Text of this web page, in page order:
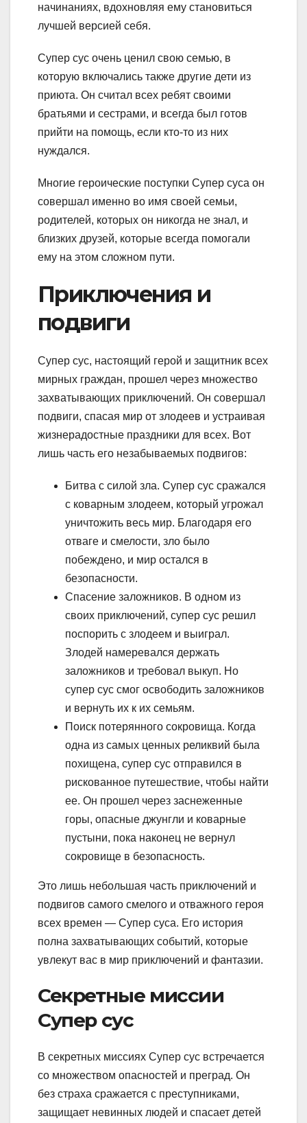
начинаниях, вдохновляя ему становиться
лучшей версией себя.
Супер сус очень ценил свою семью, в
которую включались также другие дети из
приюта. Он считал всех ребят своими
братьями и сестрами, и всегда был готов
прийти на помощь, если кто-то из них
нуждался.
Многие героические поступки Супер суса он
совершал именно во имя своей семьи,
родителей, которых он никогда не знал, и
близких друзей, которые всегда помогали
ему на этом сложном пути.
Приключения и
подвиги
Супер сус, настоящий герой и защитник всех
мирных граждан, прошел через множество
захватывающих приключений. Он совершал
подвиги, спасая мир от злодеев и устраивая
жизнерадостные праздники для всех. Вот
лишь часть его незабываемых подвигов:
Битва с силой зла. Супер сус сражался
с коварным злодеем, который угрожал
уничтожить весь мир. Благодаря его
отваге и смелости, зло было
побеждено, и мир остался в
безопасности.
Спасение заложников. В одном из
своих приключений, супер сус решил
поспорить с злодеем и выиграл.
Злодей намеревался держать
заложников и требовал выкуп. Но
супер сус смог освободить заложников
и вернуть их к их семьям.
Поиск потерянного сокровища. Когда
одна из самых ценных реликвий была
похищена, супер сус отправился в
рискованное путешествие, чтобы найти
ее. Он прошел через заснеженные
горы, опасные джунгли и коварные
пустыни, пока наконец не вернул
сокровище в безопасность.
Это лишь небольшая часть приключений и
подвигов самого смелого и отважного героя
всех времен — Супер суса. Его история
полна захватывающих событий, которые
увлекут вас в мир приключений и фантазии.
Секретные миссии
Супер сус
В секретных миссиях Супер сус встречается
со множеством опасностей и преград. Он
без страха сражается с преступниками,
защищает невинных людей и спасает детей